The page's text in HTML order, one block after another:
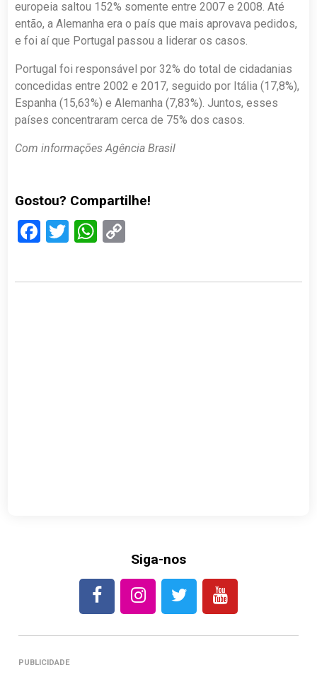
europeia saltou 152% somente entre 2007 e 2008. Até
então, a Alemanha era o país que mais aprovava pedidos,
e foi aí que Portugal passou a liderar os casos.
Portugal foi responsável por 32% do total de cidadanias
concedidas entre 2002 e 2017, seguido por Itália (17,8%),
Espanha (15,63%) e Alemanha (7,83%). Juntos, esses
países concentraram cerca de 75% dos casos.
Com informações Agência Brasil
Gostou? Compartilhe!
Facebook
TwitterWhatsApp
Siga-nos
PUBLICIDADE